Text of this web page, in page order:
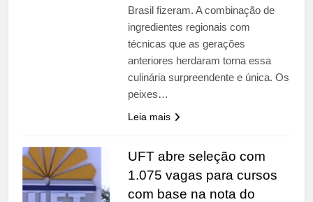
Brasil fizeram. A combinação de
ingredientes regionais com
técnicas que as gerações
anteriores herdaram torna essa
culinária surpreendente e única. Os
peixes…
Leia mais
UFT abre seleção com
1.075 vagas para cursos
com base na nota do